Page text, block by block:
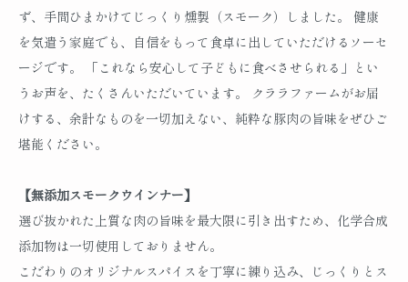
ず、手間ひまかけてじっくり燻製（スモーク）しました。 健康
を気遣う家庭でも、自信をもって食卓に出していただけるソーセ
ージです。 「これなら安心して子どもに食べさせられる」とい
うお声を、たくさんいただいています。 クララファームがお届
けする、余計なものを一切加えない、純粋な豚肉の旨味をぜひご
堪能ください。
【無添加スモークウインナー】
選び抜かれた上質な肉の旨味を最大限に引き出すため、化学合成
添加物は一切使用しておりません。
こだわりのオリジナルスパイスを丁寧に練り込み、じっくりとス